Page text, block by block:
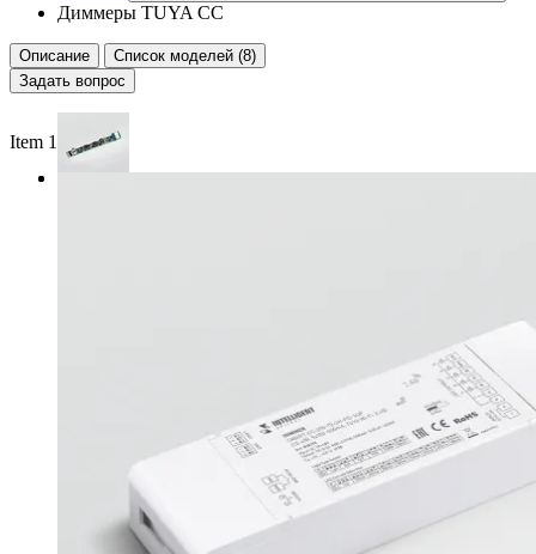
Диммеры TUYA CC
Описание
Список моделей (8)
Задать вопрос
Item 1 of 2